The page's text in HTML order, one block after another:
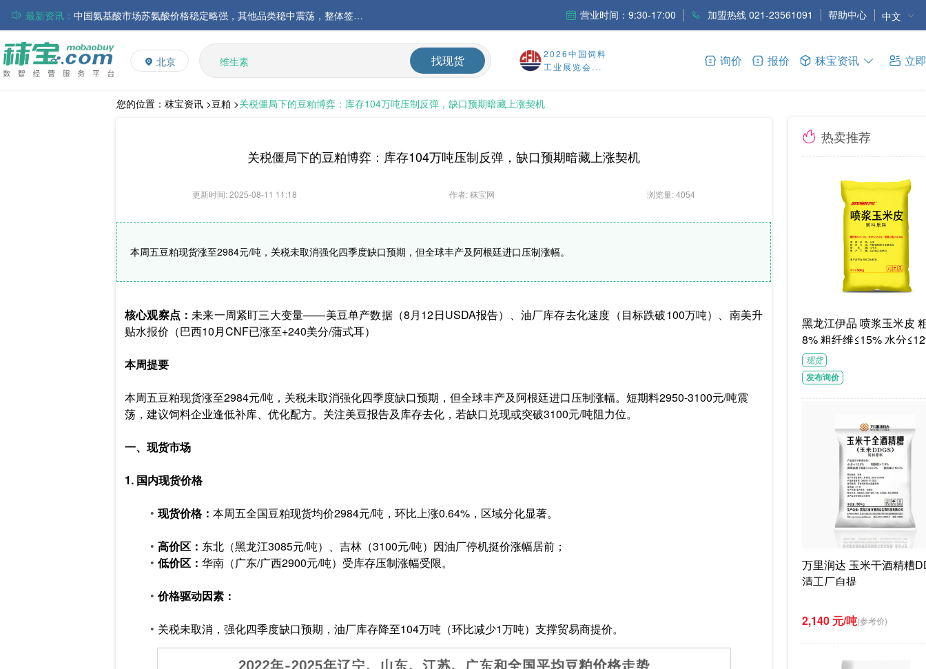
最新资讯：
中国氨基酸市场苏氨酸价格稳定略强，其他品类稳中震荡，整体签单清淡；欧洲物流成本进一步上升
磷酸氢钙市场行情走弱；小苏打和乳清粉市场价格稳定运行
帝斯曼-芬美意发布2026年上半年业绩
巴斯夫集团发布2026年第二季度财务报告
丸红株式会社发布截至2026年6月30日前3个月的合并财务报告
住友化学公布2026财年第一季度业绩
营业时间：9:30-17:00 加盟热线 021-23561091 帮助中心 中文
北京
L-赖氨酸硫酸盐
多维
多矿
维生素
饲料添加剂
找现货
2026中国饲料
工业展览会...
询价 报价 秣宝资讯 立
您的位置： 秣宝资讯 >豆粕 >关税僵局下的豆粕博弈：库存104万吨压制反弹，缺口预期暗藏上涨契机
关税僵局下的豆粕博弈：库存104万吨压制反弹，缺口预期暗藏上涨契机
更新时间: 2025-08-11 11:18 作者: 秣宝网 浏览量: 4054
本周五豆粕现货涨至2984元/吨，关税未取消强化四季度缺口预期，但全球丰产及阿根廷进口压制涨幅。
核心观察点：未来一周紧盯三大变量——美豆单产数据（8月12日USDA报告）、油厂库存去化速度（目标跌破100万吨）、南美升
贴水报价（巴西10月CNF已涨至+240美分/蒲式耳）
本周提要
本周五豆粕现货涨至2984元/吨，关税未取消强化四季度缺口预期，但全球丰产及阿根廷进口压制涨幅。短期料2950-3100元/吨震
荡，建议饲料企业逢低补库、优化配方。关注美豆报告及库存去化，若缺口兑现或突破3100元/吨阻力位。
一、现货市场
1. 国内现货价格
现货价格： 本周五全国豆粕现货均价2984元/吨，环比上涨0.64%，区域分化显著。
高价区： 东北（黑龙江3085元/吨）、吉林（3100元/吨）因油厂停机挺价涨幅居前；
低价区： 华南（广东/广西2900元/吨）受库存压制涨幅受限。
价格驱动因素：
关税未取消，强化四季度缺口预期，油厂库存降至104万吨（环比减少1万吨）支撑贸易商提价。
热卖推荐
黑龙江伊品 喷浆玉米皮 粗蛋白≥1
8% 粗纤维≤15% 水分
G/袋饲料级褐色或浅褐
体
现货
发布询价
万里润达 玉米干酒精糟
清工厂自提
2,140 元/吨(参考价)